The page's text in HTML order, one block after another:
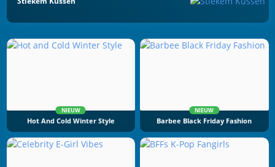
NIEUW
Hot And Cold Winter Style
NIEUW
Barbee Black Friday Fashion